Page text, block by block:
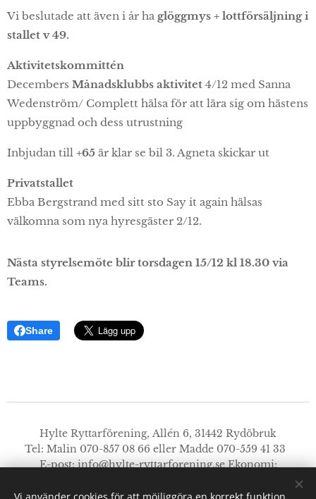
Vi beslutade att även i år ha glöggmys + lottförsäljning i
stallet v 49.
Aktivitetskommittén
Decembers Månadsklubbs aktivitet 4/12 med Sanna
Wedenström/ Complett hälsa för att lära sig om hästens
uppbyggnad och dess utrustning
Inbjudan till +65 är klar se bil 3. Agneta skickar ut
Privatstallet
Ebba Bergstrand med sitt sto Say it again hälsas
välkomna som nya hyresgäster 2/12.
Nästa styrelsemöte blir torsdagen 15/12 kl 18.30 via
Teams.
Share
Hylte Ryttarförening, Allén 6, 31442 Rydöbruk
Tel: Malin 070-857 08 66 eller Madde 070-559 41 33
E-post:info@hylte-ryttarforening.seEkonomi:
styrelsen@hylte-ryttarforening.se